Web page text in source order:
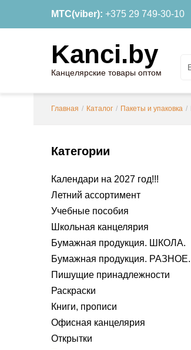
МТС(viber): +375 29 749-30-10
Kanci.by
Канцелярские товары оптом
Главная / Каталог / Пакеты и упаковка /
Категории
Календари на 2027 год!!!
Летний ассортимент
Учебные пособия
Школьная канцелярия
Бумажная продукция. ШКОЛА.
Бумажная продукция. РАЗНОЕ.
Пишущие принадлежности
Раскраски
Книги, прописи
Офисная канцелярия
Открытки